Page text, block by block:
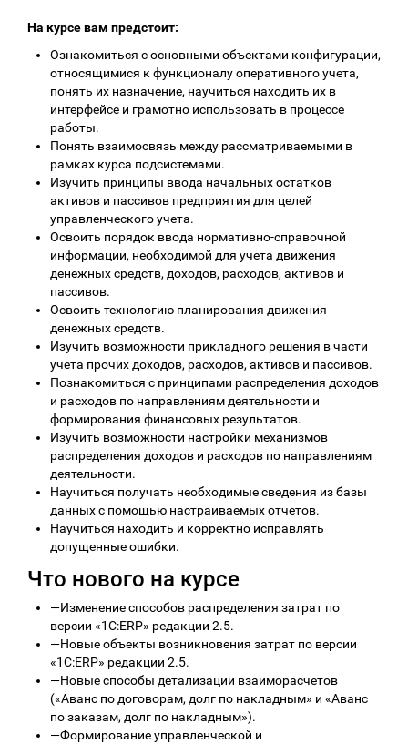
На курсе вам предстоит:
Ознакомиться с основными объектами конфигурации,
относящимися к функционалу оперативного учета,
понять их назначение, научиться находить их в
интерфейсе и грамотно использовать в процессе
работы.
Понять взаимосвязь между рассматриваемыми в
рамках курса подсистемами.
Изучить принципы ввода начальных остатков
активов и пассивов предприятия для целей
управленческого учета.
Освоить порядок ввода нормативно-справочной
информации, необходимой для учета движения
денежных средств, доходов, расходов, активов и
пассивов.
Освоить технологию планирования движения
денежных средств.
Изучить возможности прикладного решения в части
учета прочих доходов, расходов, активов и пассивов.
Познакомиться с принципами распределения доходов
и расходов по направлениям деятельности и
формирования финансовых результатов.
Изучить возможности настройки механизмов
распределения доходов и расходов по направлениям
деятельности.
Научиться получать необходимые сведения из базы
данных с помощью настраиваемых отчетов.
Научиться находить и корректно исправлять
допущенные ошибки.
Что нового на курсе
—Изменение способов распределения затрат по
версии «1С:ERP» редакции 2.5.
—Новые объекты возникновения затрат по версии
«1С:ERP» редакции 2.5.
—Новые способы детализации взаиморасчетов
(«Аванс по договорам, долг по накладным» и «Аванс
по заказам, долг по накладным»).
—Формирование управленческой и